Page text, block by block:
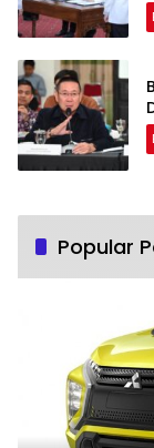
Popular